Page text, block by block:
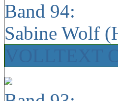
Band 94:
Sabine Wolf